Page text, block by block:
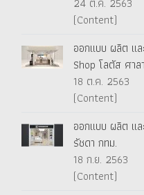
(Content)
ออกแบบ ผลิต แ
Shop โลตัส ศาล
18 ต.ค. 2563
(Content)
ออกแบบ ผลิต แ
รัชดา กทม.
18 ก.ย. 2563
(Content)